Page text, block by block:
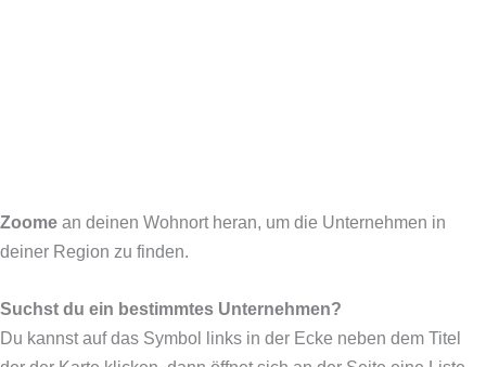
Zoome an deinen Wohnort heran, um die Unternehmen in
deiner Region zu finden.
Suchst du ein bestimmtes Unternehmen?
Du kannst auf das Symbol links in der Ecke neben dem Titel